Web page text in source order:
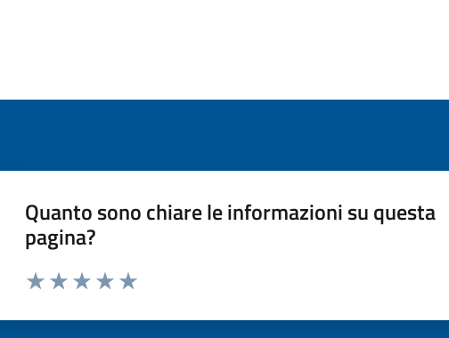
Quanto sono chiare le informazioni su questa
pagina?
Valuta da 1 a 5 stelle la pagina